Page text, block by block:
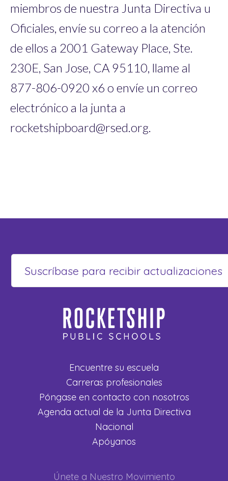
miembros de nuestra Junta Directiva u
Oficiales, envíe su correo a la atención
de ellos a 2001 Gateway Place, Ste.
230E, San Jose, CA 95110, llame al
877-806-0920 x6 o envíe un correo
electrónico a la junta a
rocketshipboard@rsed.org.
Encuentre su escuela
Carreras profesionales
Póngase en contacto con nosotros
Agenda actual de la Junta Directiva
Nacional
Apóyanos
Únete a Nuestro Movimiento